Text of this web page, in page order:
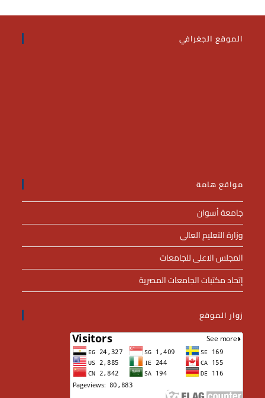
الموقع الجغرافي
مواقع هامة
جامعة أسوان
وزارة التعليم العالى
المجلس الاعلى للجامعات
إتحاد مكتبات الجامعات المصرية
زوار الموقع